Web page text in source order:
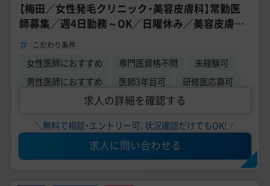
【梅田／女性発毛クリニック・美容皮膚科】常勤医
師募集／週4日勤務～OK／日曜休み／美容皮膚科
経験者歓迎
こだわり条件
女性医師におすすめ 専門医資格不問
未経験可
男性医師におすすめ
医師3年目可 研修医応募可
求人の詳細を確認する
＼無料で相談・エントリー可、状況確認だけでもOK!／
求人に問い合わせる